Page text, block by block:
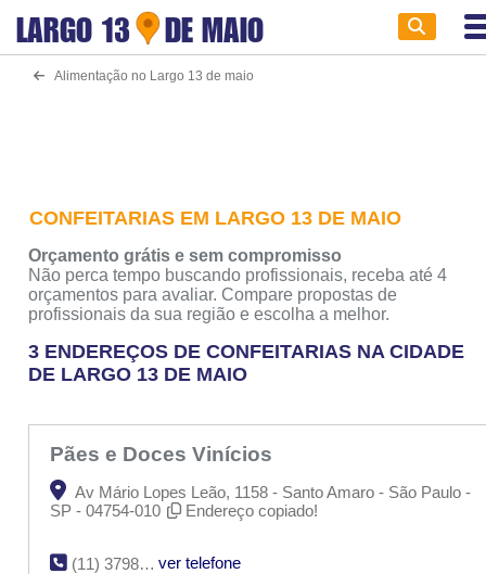
LARGO 13 DE MAIO
Alimentação no Largo 13 de maio
CONFEITARIAS EM LARGO 13 DE MAIO
Orçamento grátis e sem compromisso
Não perca tempo buscando profissionais, receba até 4
orçamentos para avaliar. Compare propostas de
profissionais da sua região e escolha a melhor.
3 ENDEREÇOS DE CONFEITARIAS NA CIDADE
DE LARGO 13 DE MAIO
Pães e Doces Vinícios
Av Mário Lopes Leão, 1158 - Santo Amaro - São Paulo -
SP - 04754-010
Endereço copiado!
(11) 3798-3306
ver telefone